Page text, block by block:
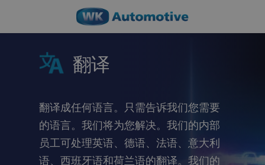
翻译
翻译成任何语言。只需告诉我们您需要
的语言。我们将为您解决。我们的内部
员工可处理英语、德语、法语、意大利
语、西班牙语和荷兰语的翻译。我们的